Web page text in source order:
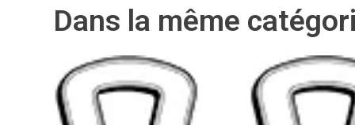
Dans la même